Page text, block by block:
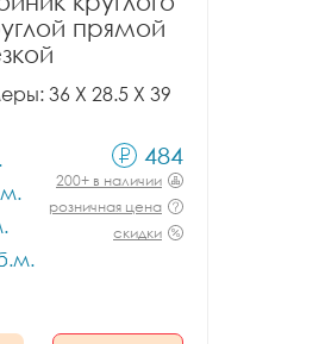
прямой
36 X 28.5 X 39
484
200+ в наличии
розничная цена
скидки